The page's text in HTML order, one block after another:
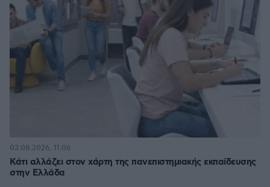
Κάτι αλλάζει στον χάρτη της πανεπιστημιακής εκπαίδευσης
στην Ελλάδα
03.08.2026, 11:06